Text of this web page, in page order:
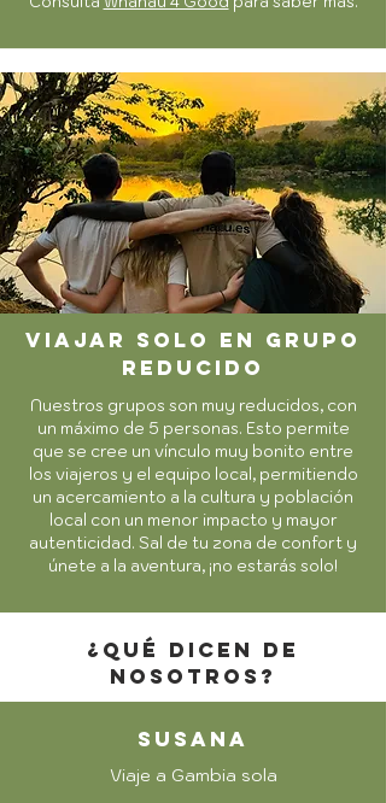
viajar solo en grupo
reducido
Nuestros grupos son muy reducidos, con
un máximo de 5 personas. Esto permite
que se cree un vínculo muy bonito entre
los viajeros y el equipo local, permitiendo
un acercamiento a la cultura y población
local con un menor impacto y mayor
autenticidad. Sal de tu zona de confort y
únete a la aventura, ¡no estarás solo!
¿qué dicen de
nosotros?
susana
Viaje a Gambia sola